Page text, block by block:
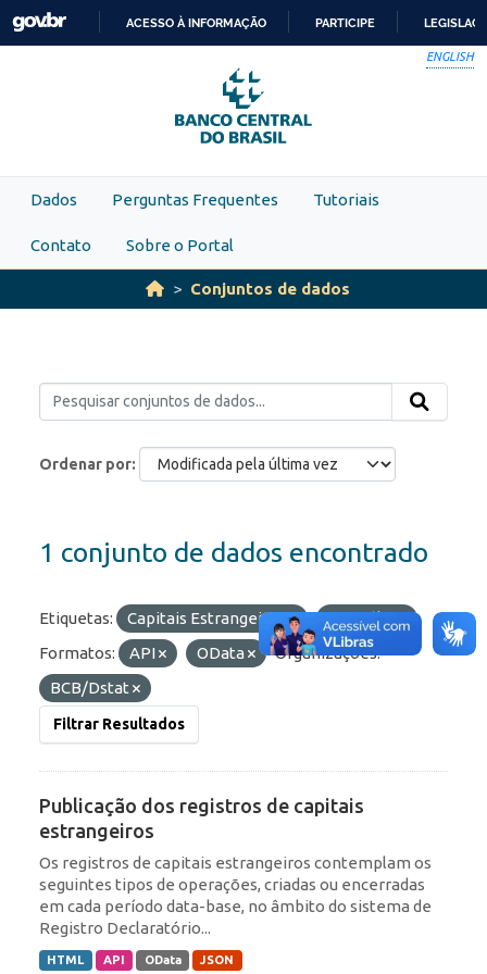
Skip to main content
PARA
O
CONTEÚDO
ACESSO À INFORMAÇÃO PARTICIPE
ENGLISH
Dados Perguntas Frequentes Tutoriais
Contato Sobre o Portal
Conjuntos de dados
Ordenar por
1 conjunto de dados encontrado
Etiquetas: Capitais Estrangeiros
Portfólio
Formatos:
API OData
Organizações:
BCB/Dstat
Filtrar Resultados
Publicação dos registros de capitais
estrangeiros
Os registros de capitais estrangeiros contemplam os
seguintes tipos de operações, criadas ou encerradas
em cada período data-base, no âmbito do sistema de
Registro Declaratório...
HTML API OData JSON